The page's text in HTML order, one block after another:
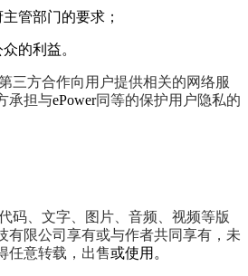
部门的要求；
利益。
三方合作向用户提供相关的网络服
承担与ePower同等的保护用户隐私的
码、文字、图片、音频、视频等版
有限公司享有或与作者共同享有，未
任意转载，出售或使用。